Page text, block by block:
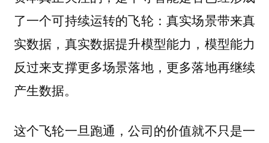
了一个可持续运转的飞轮：真实场景带来真
实数据，真实数据提升模型能力，模型能力
反过来支撑更多场景落地，更多落地再继续
产生数据。
这个飞轮一旦跑通，公司的价值就不只是一